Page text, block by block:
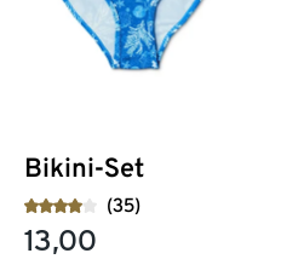
Bikini-Set
(35)
13,00